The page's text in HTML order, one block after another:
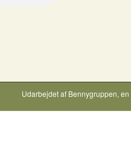
Udarbejdet af Bennygruppen,